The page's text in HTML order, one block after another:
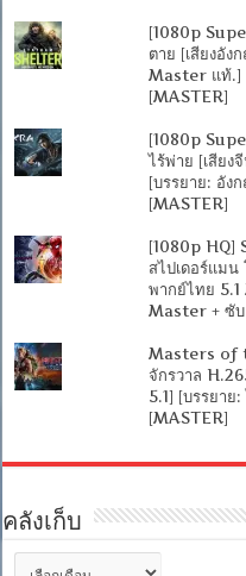
[1080p
ตาย [เสียงอัง
Master แท้.]
[MASTER]
[1080p
ไร้พ่าย [เสีย
[บรรยาย: อัง
[MASTER]
[1080p HQ]
สไปเดอร์แมน
พากย์ไทย
Master + ซั
Masters of
จักรวาล
5.1] [บรรยา
[MASTER]
คลังเก็บ